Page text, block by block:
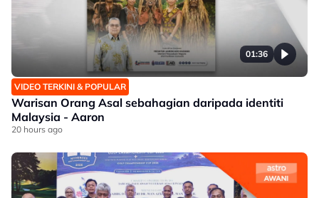
01:36
VIDEO TERKINI & POPULAR
Warisan Orang Asal sebahagian daripada identiti
Malaysia - Aaron
20 hours ago